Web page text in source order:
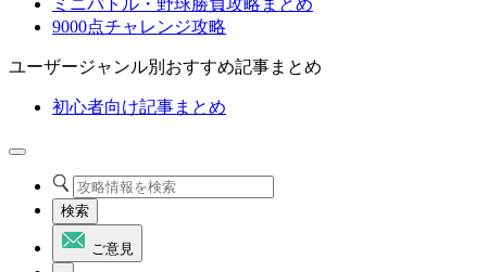
ミニバトル・野球勝負攻略まとめ
9000点チャレンジ攻略
ユーザージャンル別おすすめ記事まとめ
初心者向け記事まとめ
検索
ご意見